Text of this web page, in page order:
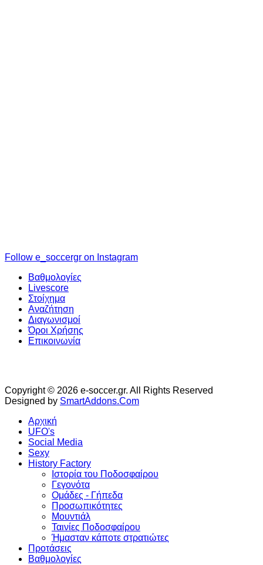
Follow e_soccergr on Instagram
Βαθμολογίες
Livescore
Στοίχημα
Αναζήτηση
Διαγωνισμοί
Όροι Χρήσης
Επικοινωνία
Copyright © 2026 e-soccer.gr. All Rights Reserved
Designed by SmartAddons.Com
Αρχική
UFO's
Social Media
Sexy
History Factory
Ιστορία του Ποδοσφαίρου
Γεγονότα
Ομάδες - Γήπεδα
Προσωπικότητες
Μουντιάλ
Ταινίες Ποδοσφαίρου
Ήμασταν κάποτε στρατιώτες
Προτάσεις
Βαθμολογίες